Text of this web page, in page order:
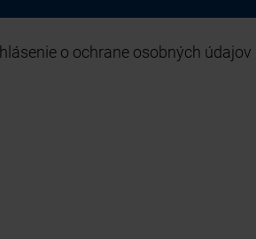
o ochrane osobných údajov